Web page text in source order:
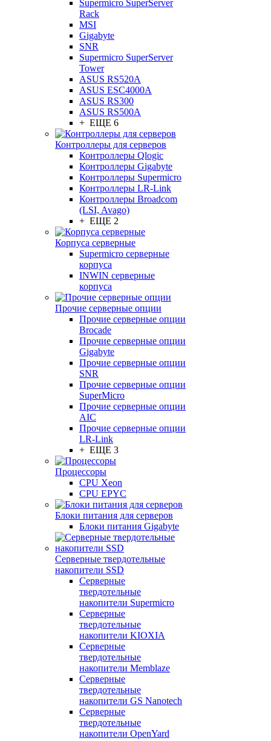
Supermicro SuperServer
Rack
MSI
Gigabyte
SNR
Supermicro SuperServer
Tower
ASUS RS520A
ASUS ESC4000A
ASUS RS300
ASUS RS500A
+ ЕЩЕ 6
Контроллеры для серверов
Контроллеры Qlogic
Контроллеры Gigabyte
Контроллеры Supermicro
Контроллеры LR-Link
Контроллеры Broadcom
(LSI, Avago)
+ ЕЩЕ 2
Корпуса серверные
Supermicro серверные
корпуса
INWIN серверные
корпуса
Прочие серверные опции
Прочие серверные опции
Brocade
Прочие серверные опции
Gigabyte
Прочие серверные опции
SNR
Прочие серверные опции
SuperMicro
Прочие серверные опции
AIC
Прочие серверные опции
LR-Link
+ ЕЩЕ 3
Процессоры
CPU Xeon
CPU EPYC
Блоки питания для серверов
Блоки питания Gigabyte
Серверные твердотельные
накопители SSD
Cерверные
твердотельные
накопители Supermicro
Cерверные
твердотельные
накопители KIOXIA
Cерверные
твердотельные
накопители Memblaze
Cерверные
твердотельные
накопители GS Nanotech
Серверные
твердотельные
накопители OpenYard